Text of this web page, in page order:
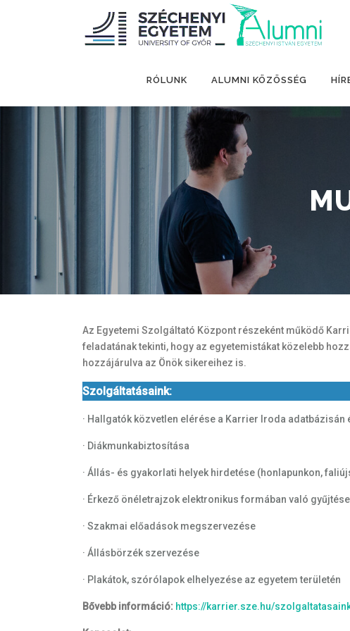
RÓLUNK ALUMNI KÖZÖSSÉG
Az Egyetemi Szolgáltató Központ részeként működő
feladatának tekinti, hogy az egyetemistákat közelebb
hozzájárulva az Önök sikereihez is.
Szolgáltatásaink:
· Hallgatók közvetlen elérése a Karrier Iroda
· Diákmunkabiztosítása
· Állás- és gyakorlati helyek hirdetése (honlapunkon,
· Érkező önéletrajzok elektronikus formában való
· Szakmai előadások megszervezése
· Állásbörzék szervezése
· Plakátok, szórólapok elhelyezése az egyetem területén
Bővebb információ: https://karrier.sze.hu/